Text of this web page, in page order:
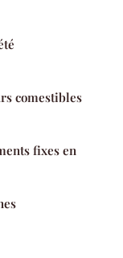
comestibles
fixes en